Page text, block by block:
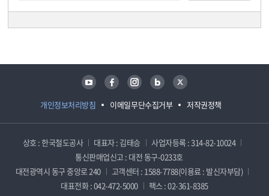
개인정보처리방침 이메일무단수집거부 저작권정책
유튜브 페이스북 인스타그램 블로그 트위터
상호 : 한국철도공사 대표자 : 김태승
사업자등록 : 314-82-10024
통신판매업신고 : 대전 동구-0233호
대전광역시 동구 중앙로 240
고객센터 : 1588-7788(이용료 : 발신자부담)
대표전화 : 042-472-5000
팩스 : 02-361-8385